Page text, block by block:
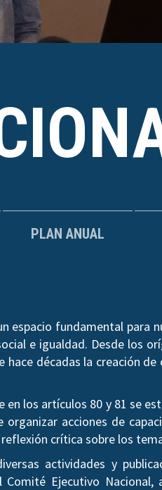
PLAN ANUAL
espacio fundamental para
e igualdad. Desde los
décadas la creación
los artículos 80 y 81 se
acciones de
crítica sobre los
actividades y
Ejecutivo Nacional,